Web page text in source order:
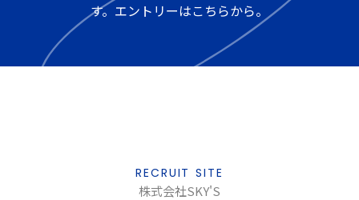
す。エントリーはこちらから。
RECRUIT SITE
株式会社SKY'S